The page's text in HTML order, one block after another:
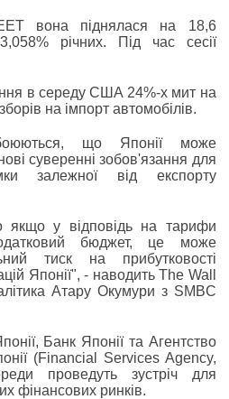
вона піднялася на 18,6
річних. Під час сесії
в середу США 24%-х мит на
на імпорт автомобілів.
що Японії може
суверенні зобов'язання для
залежної від експорту
у відповідь на тарифи
бюджет, це може
тиск на прибутковості
Японії", - наводить The Wall
Атару Окумури з SMBC
Банк Японії та Агентство
(Financial Services Agency,
проведуть зустріч для
фінансових ринків.